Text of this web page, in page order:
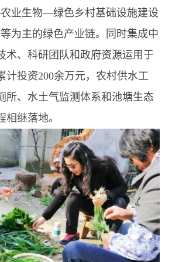
业生物—绿色乡村基础设施建设
为主的绿色产业链。同时集成中
术、科研团队和政府资源运用于
计投资200余万元，农村供水工
所、水土气监测体系和池塘生态
相继落地。